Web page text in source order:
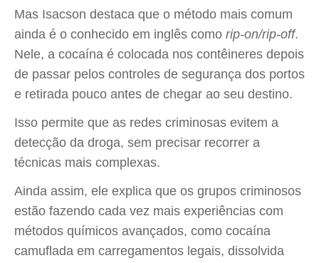
Mas Isacson destaca que o método mais comum
ainda é o conhecido em inglês como rip-on/rip-off.
Nele, a cocaína é colocada nos contêineres depois
de passar pelos controles de segurança dos portos
e retirada pouco antes de chegar ao seu destino.
Isso permite que as redes criminosas evitem a
detecção da droga, sem precisar recorrer a
técnicas mais complexas.
Ainda assim, ele explica que os grupos criminosos
estão fazendo cada vez mais experiências com
métodos químicos avançados, como cocaína
camuflada em carregamentos legais, dissolvida